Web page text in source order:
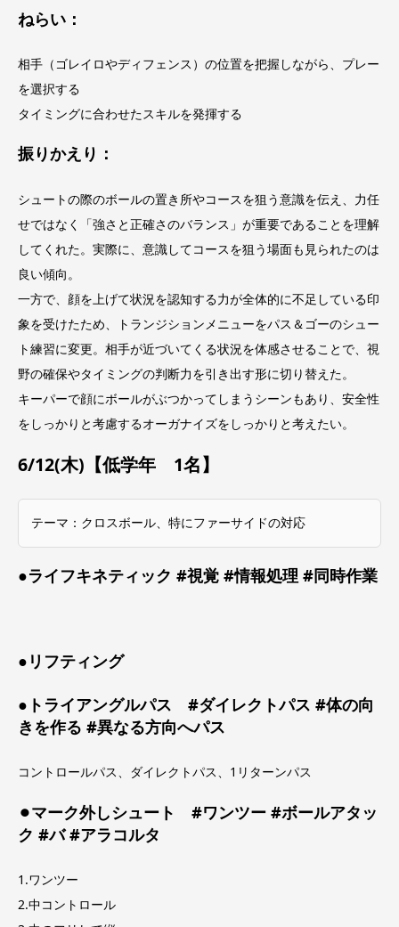
ねらい：
相手（ゴレイロやディフェンス）の位置を把握しながら、プレー
を選択する
タイミングに合わせたスキルを発揮する
振りかえり：
シュートの際のボールの置き所やコースを狙う意識を伝え、力任
せではなく「強さと正確さのバランス」が重要であることを理解
してくれた。実際に、意識してコースを狙う場面も見られたのは
良い傾向。
一方で、顔を上げて状況を認知する力が全体的に不足している印
象を受けたため、トランジションメニューをパス＆ゴーのシュー
ト練習に変更。相手が近づいてくる状況を体感させることで、視
野の確保やタイミングの判断力を引き出す形に切り替えた。
キーパーで顔にボールがぶつかってしまうシーンもあり、安全性
をしっかりと考慮するオーガナイズをしっかりと考えたい。
6/12(木)【低学年 1名】
テーマ：クロスボール、特にファーサイドの対応
●ライフキネティック #視覚 #情報処理 #同時作業
●リフティング
●トライアングルパス #ダイレクトパス #体の向
きを作る #異なる方向へパス
コントロールパス、ダイレクトパス、1リターンパス
⚫︎マーク外しシュート #ワンツー #ボールアタッ
ク #バ #アラコルタ
1.ワンツー
2.中コントロール